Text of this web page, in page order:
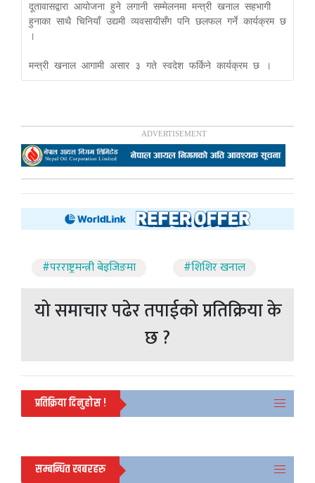
दूतावासद्वारा आयोजना हुने लगानी सम्मेलनमा मन्त्री खनाल सहभागी
हुनाका साथै चिनियाँ उद्यमी व्यवसायीसँग पनि छलफल गर्ने कार्यक्रम छ
।
मन्त्री खनाल आगामी असार ३ गते स्वदेश फर्किने कार्यक्रम छ ।
#परराष्ट्रमन्त्री बेइजिङमा #शिशिर खनाल
यो समाचार पढेर तपाईको प्रतिक्रिया के
छ ?
प्रतिक्रिया दिनुहोस !
सम्बन्धित खबरहरु